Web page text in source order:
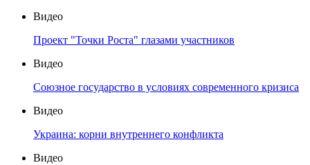
Видео
Проект "Точки Роста" глазами участников
Видео
Союзное государство в условиях современного кризиса
Видео
Украина: корни внутреннего конфликта
Видео